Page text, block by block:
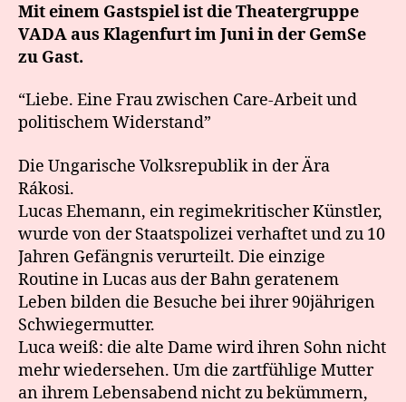
Mit einem Gastspiel ist die Theatergruppe
VADA aus Klagenfurt im Juni in der GemSe
zu Gast.
“Liebe. Eine Frau zwischen Care-Arbeit und
politischem Widerstand”
Die Ungarische Volksrepublik in der Ära
Rákosi.
Lucas Ehemann, ein regimekritischer Künstler,
wurde von der Staatspolizei verhaftet und zu 10
Jahren Gefängnis verurteilt. Die einzige
Routine in Lucas aus der Bahn geratenem
Leben bilden die Besuche bei ihrer 90jährigen
Schwiegermutter.
Luca weiß: die alte Dame wird ihren Sohn nicht
mehr wiedersehen. Um die zartfühlige Mutter
an ihrem Lebensabend nicht zu bekümmern,